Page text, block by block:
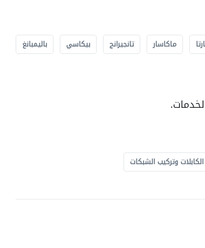
ماكاسار تانجيرانج بيكاسي باليمبانغ
وتركيب الشبكات